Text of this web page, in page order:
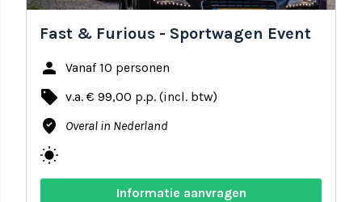
Fast & Furious - Sportwagen Event
person Vanaf 10 personen
local_offer v.a. € 99,00 p.p. (incl. btw)
where_to_vote Overal in Nederland
wb_sunny
Informatie aanvragen